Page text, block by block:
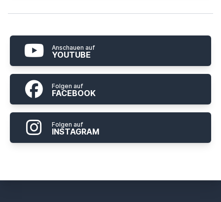
Anschauen auf
YOUTUBE
Folgen auf
FACEBOOK
Folgen auf
INSTAGRAM